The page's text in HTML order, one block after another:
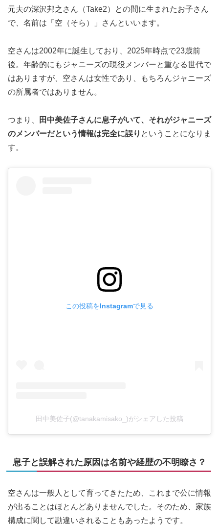
元夫の深沢邦之さん（Take2）との間に生まれたお子さん
で、名前は「空（そら）」さんといいます。
空さんは2002年に誕生しており、2025年時点で23歳前
後。年齢的にもジャニーズの現役メンバーと重なる世代で
はありますが、空さんは女性であり、もちろんジャニーズ
の所属者ではありません。
つまり、
田中美佐子さんに息子がいて、それがジャニーズ
のメンバーだという情報は完全に誤り ということになりま
す。
この投稿をInstagramで見る
田中美佐子(@tanakamisako_)がシェアした投稿
息子と誤解された原因は名前や経歴の不明瞭さ？
空さんは一般人として育ってきたため、これまで公に情報
が出ることはほとんどありませんでした。そのため、家族
構成に関して勘違いされることもあったようです。